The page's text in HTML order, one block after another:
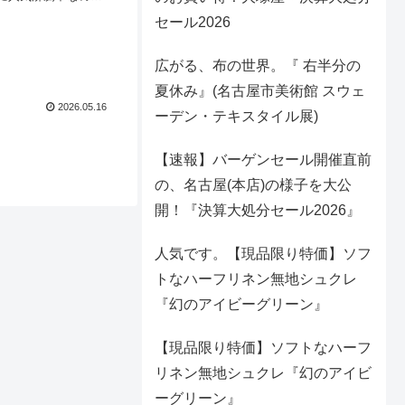
2026.05.16
セール2026
広がる、布の世界。『 右半分の
夏休み』(名古屋市美術館 スウェ
ーデン・テキスタイル展)
【速報】バーゲンセール開催直前
の、名古屋(本店)の様子を大公
開！『決算大処分セール2026』
人気です。【現品限り特価】ソフ
トなハーフリネン無地シュクレ
『幻のアイビーグリーン』
【現品限り特価】ソフトなハーフ
リネン無地シュクレ『幻のアイビ
ーグリーン』